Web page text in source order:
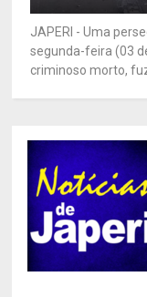
JAPERI - Uma
segunda-feira (03
criminoso morto,